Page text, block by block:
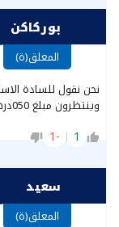
بوركاكن
المعلق(ة)
نحن نقول للسادة
وينتظرون مبلغ 050درهم الذي وعدت به الحكومة
1
-1
سعيد
المعلق(ة)